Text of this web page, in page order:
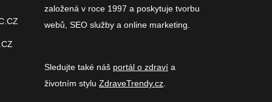
založená v roce 1997 a poskytuje tvorbu
webů, SEO služby a online marketing.
Sledujte také náš portál o zdraví a
životním stylu ZdraveTrendy.cz